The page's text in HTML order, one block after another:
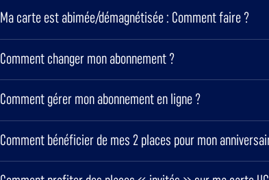
Ma carte est abimée/démagnétisée : Comment faire ?
Comment changer mon abonnement ?
Comment gérer mon abonnement en ligne ?
Comment bénéficier de mes 2 places pour mon